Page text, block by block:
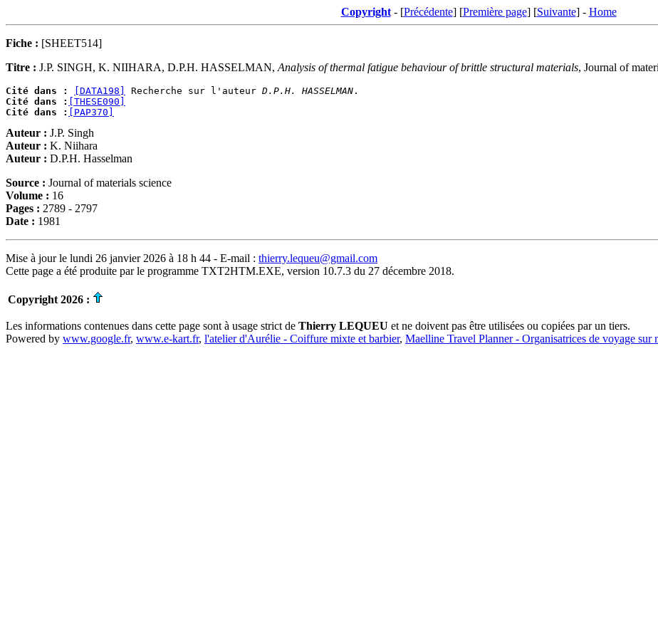
Copyright- [Précédente] [Première page] [Suivante] - Home
Fiche : [SHEET514]
Titre : J.P. SINGH, K. NIIHARA, D.P.H. HASSELMAN, Analysis of thermal fatigue behaviour of brittle structural materials, Journal of
Cité dans : [DATA198] Recherche sur l'auteur D.P.H. HASSELMAN
Cité dans :
[THESE090]
Cité dans :
[PAP370]
Auteur : J.P. Singh
Auteur : K. Niihara
Auteur : D.P.H. Hasselman
Source : Journal of materials science
Volume : 16
Pages : 2789 - 2797
Date : 1981
Mise à jour le lundi 26 janvier 2026 à 18 h 44 - E-mail : thierry.lequeu@gmail.com
Cette page a été produite par le programme TXT2HTM.EXE, version 10.7.3 du 27 décembre 2018.
Copyright 2026 :
Les informations contenues dans cette page sont à usage strict de Thierry LEQUEU et ne doivent pas être utilisées ou copiées par un tiers.
Powered by www.google.fr, www.e-kart.fr, l'atelier d'Aurélie - Coiffure mixte et barbier, Maelline Travel Planner - Organisatrices de voyage sur